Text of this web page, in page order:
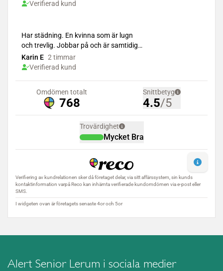
Alert Senior Lerum i sociala medier